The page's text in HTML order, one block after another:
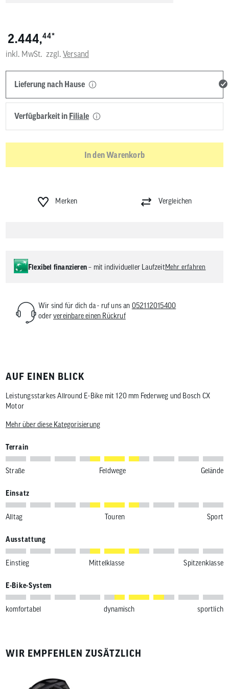
2.444,44*
inkl. MwSt. zzgl. Versand
Lieferung nach Hause
Verfügbarkeit in Filiale
In den Warenkorb
Merken Vergleichen
Flexibel finanzieren– mit individueller LaufzeitMehr erfahren
Wir sind für dich da - ruf uns an 052112015400
odervereinbare einen Rückruf
AUF EINEN BLICK
Leistungsstarkes Allround E-Bike mit 120 mm Federweg und Bosch CX
Motor
Mehr über diese Kategorisierung
Terrain
Straße Feldwege Gelände
Einsatz
Alltag Touren Sport
Ausstattung
Einstieg Mittelklasse Spitzenklasse
E-Bike-System
komfortabel dynamisch sportlich
WIR EMPFEHLEN ZUSÄTZLICH